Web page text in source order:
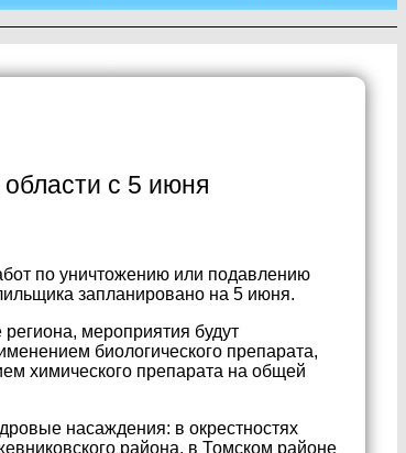
с 5 июня
по уничтожению или подавлению
запланировано на 5 июня.
мероприятия будут
биологического препарата,
химического препарата на общей
насаждения: в окрестностях
района, в Томском районе